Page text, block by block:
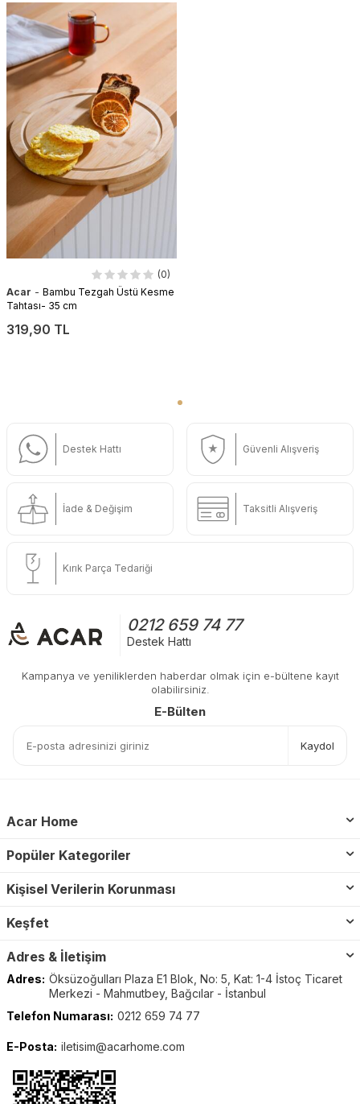
(0)
Acar - Bambu Tezgah Üstü Kesme
Tahtası- 35 cm
319,90 TL
Destek Hattı Güvenli Alışveriş
İade & Değişim Taksitli Alışveriş
Kırık Parça Tedariği
0212 659 74 77
Destek Hattı
Kampanya ve yeniliklerden haberdar olmak için e-bültene kayıt
olabilirsiniz.
E-Bülten
Kaydol
Acar Home
Popüler Kategoriler
Kişisel Verilerin Korunması
Keşfet
Adres & İletişim
Adres: Öksüzoğulları Plaza E1 Blok, No: 5, Kat: 1-4 İstoç Ticaret
Merkezi - Mahmutbey, Bağcılar - İstanbul
Telefon Numarası: 0212 659 74 77
E-Posta: iletisim@acarhome.com